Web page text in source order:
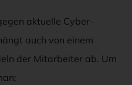
aktuelle Cyber-
auch von einem
der Mitarbeiter ab. Um